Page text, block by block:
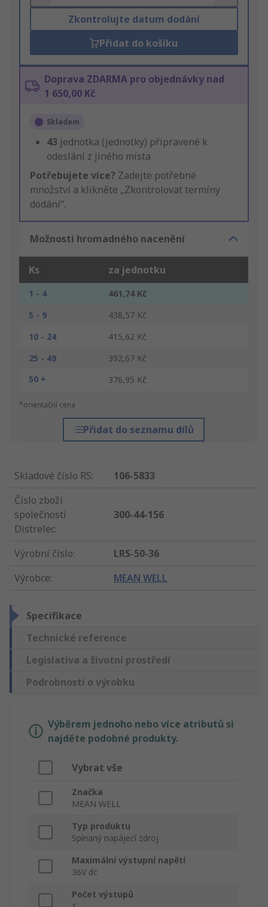
Zkontrolujte datum dodání
Přidat do košíku
Doprava ZDARMA pro objednávky nad
1 650,00 Kč
Skladem
43 jednotka (jednotky) připravené k
odeslání z jiného místa
Potřebujete více? Zadejte potřebné
množství a klikněte „Zkontrolovat termíny
dodání“.
Možnosti hromadného nacenění
Ks za jednotku
1 - 4
461,74 Kč
5 - 9
438,57 Kč
10 - 24
415,62 Kč
25 - 49
392,67 Kč
50 +
376,95 Kč
*orientační cena
Přidat do seznamu dílů
Skladové číslo RS:
106-5833
Číslo zboží
společnosti
Distrelec:
300-44-156
Výrobní číslo:
LRS-50-36
Výrobce: MEAN WELL
Specifikace
Technické reference
Legislativa a životní prostředí
Podrobnosti o výrobku
Výběrem jednoho nebo více atributů si
najděte podobné produkty.
Vybrat vše
Značka
MEAN WELL
Typ produktu
Spínaný napájecí zdroj
Maximální výstupní napětí
36V dc
Počet výstupů